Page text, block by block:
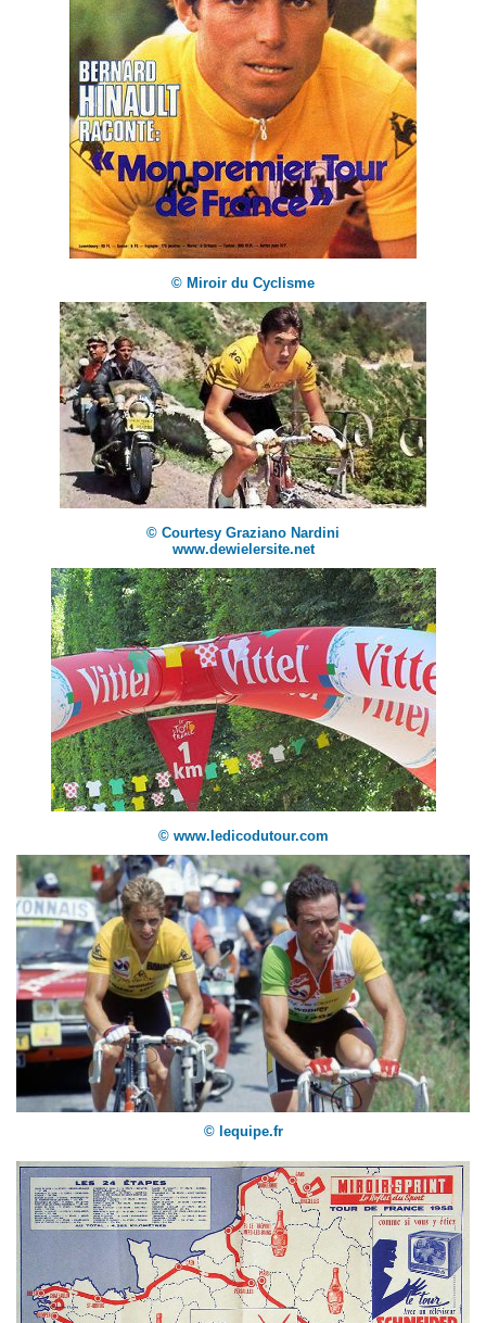
© Miroir du Cyclisme
© Courtesy Graziano Nardini
www.dewielersite.net
© www.ledicodutour.com
© lequipe.fr